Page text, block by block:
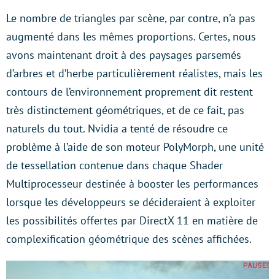
Le nombre de triangles par scène, par contre, n’a pas
augmenté dans les mêmes proportions. Certes, nous
avons maintenant droit à des paysages parsemés
d’arbres et d’herbe particulièrement réalistes, mais les
contours de l’environnement proprement dit restent
très distinctement géométriques, et de ce fait, pas
naturels du tout. Nvidia a tenté de résoudre ce
problème à l’aide de son moteur PolyMorph, une unité
de tessellation contenue dans chaque Shader
Multiprocesseur destinée à booster les performances
lorsque les développeurs se décideraient à exploiter
les possibilités offertes par DirectX 11 en matière de
complexification géométrique des scènes affichées.